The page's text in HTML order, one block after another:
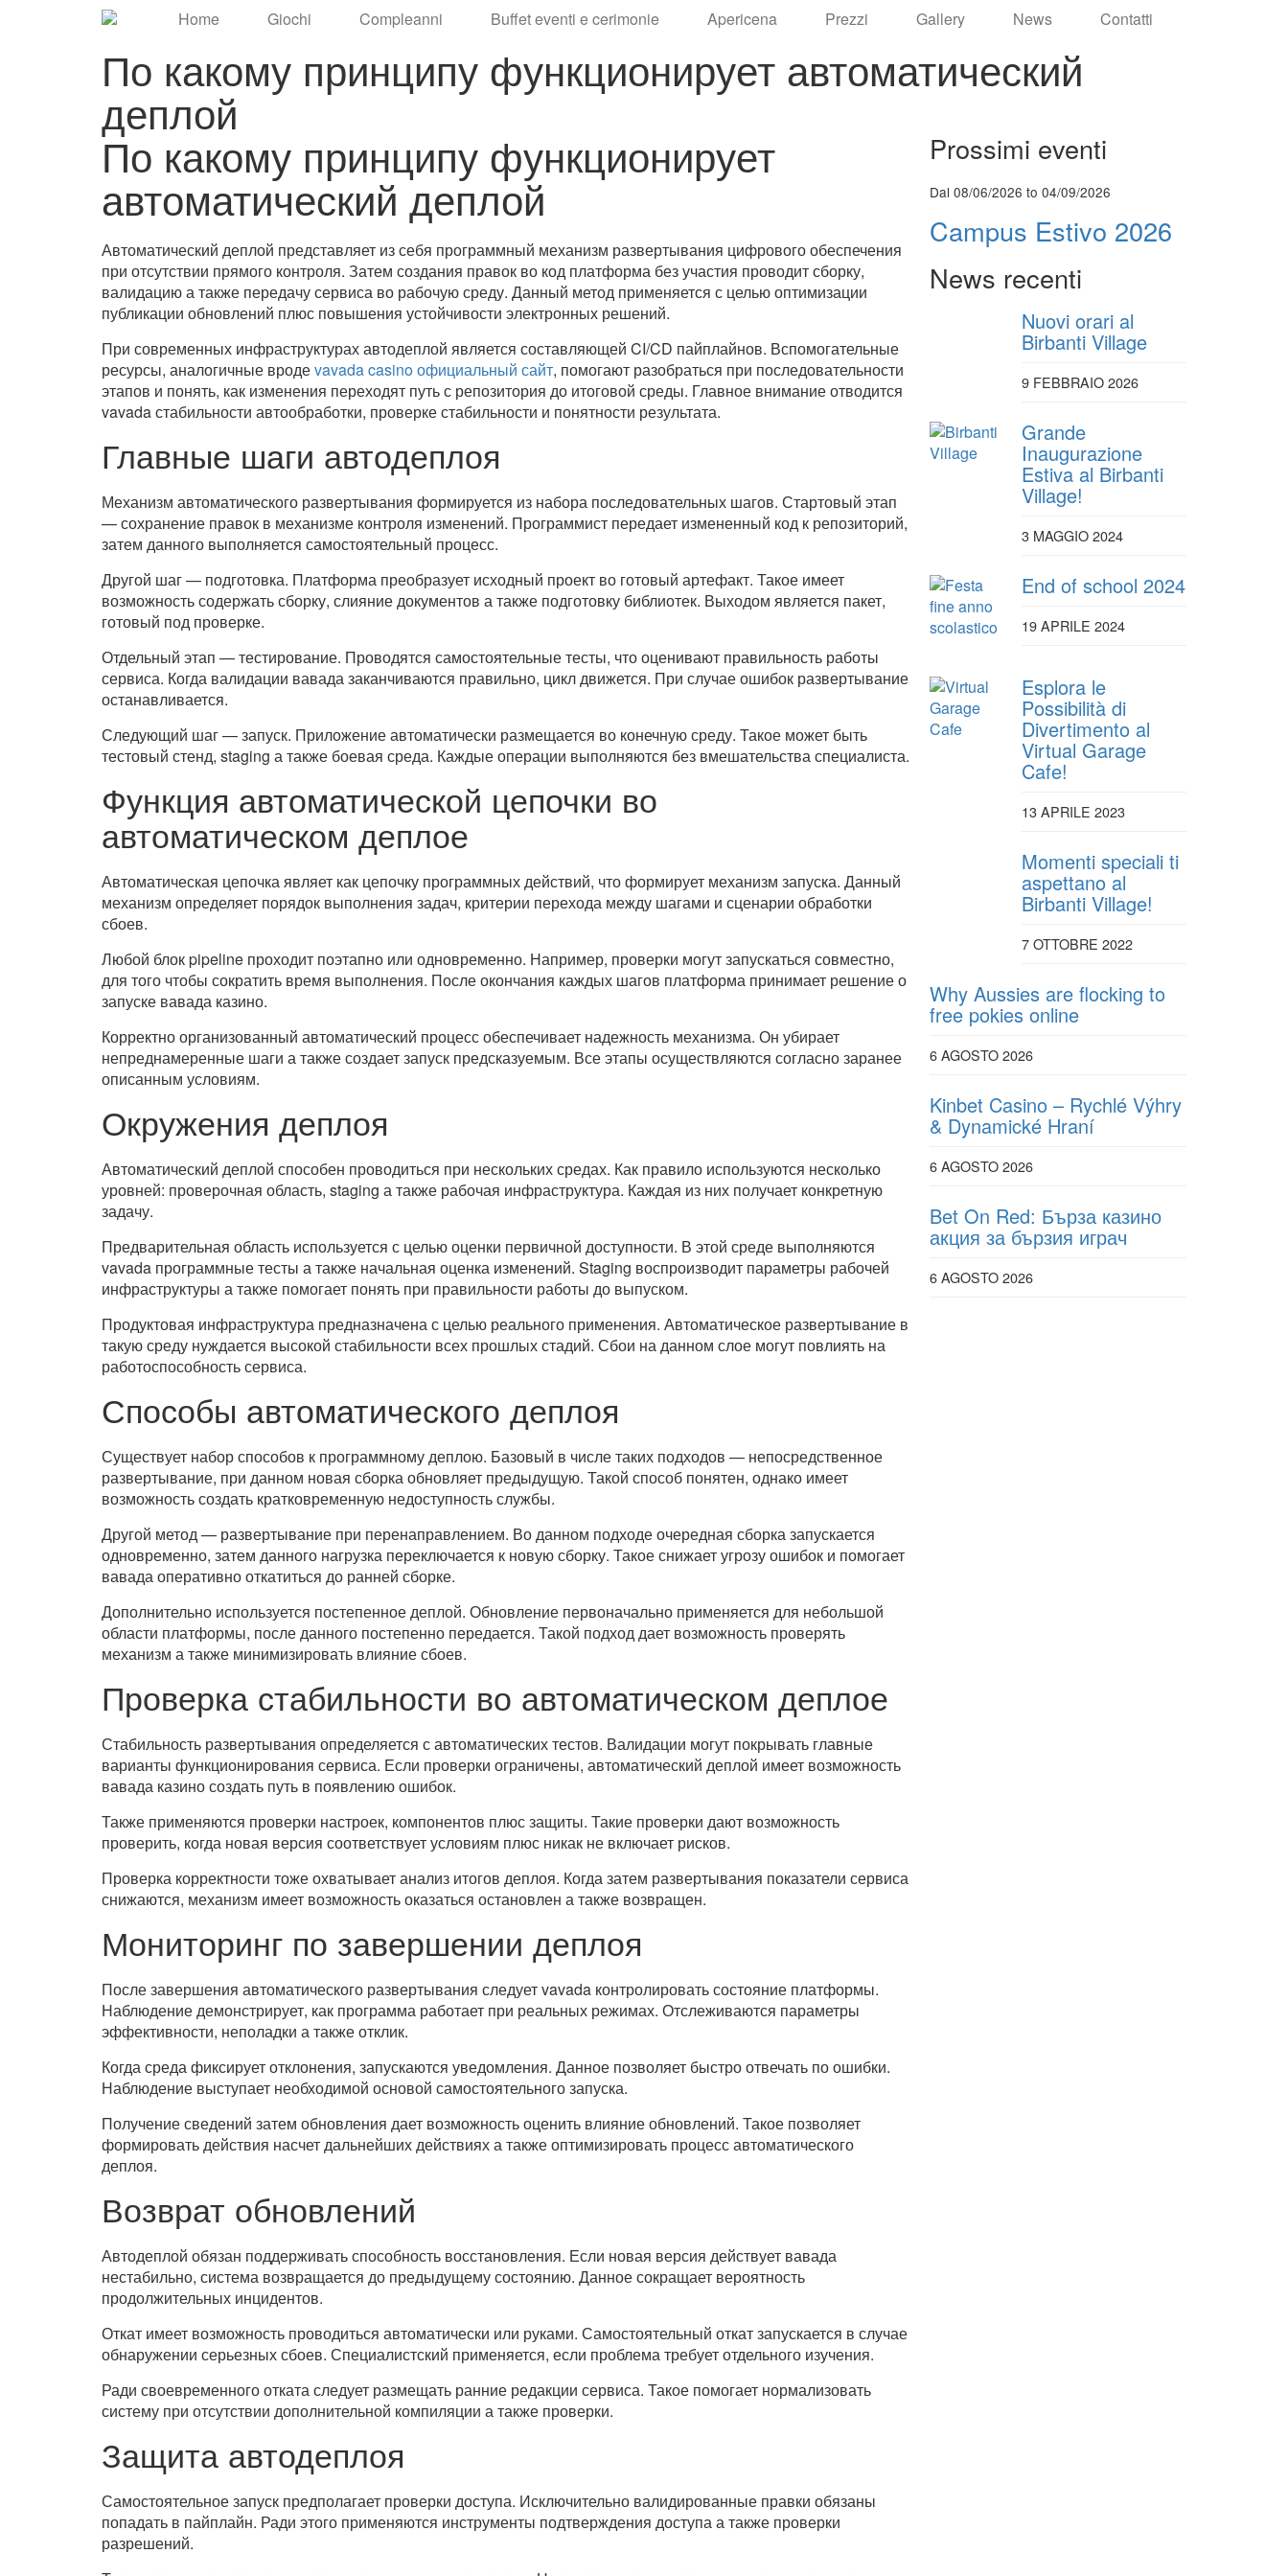
Home Giochi Compleanni Buffet eventi e cerimonie Apericena Prezzi Gallery News Contatti
По какому принципу функционирует автоматический
деплой
По какому принципу функционирует
автоматический деплой
Автоматический деплой представляет из себя программный механизм развертывания цифрового обеспечения
при отсутствии прямого контроля. Затем создания правок во код платформа без участия проводит сборку,
валидацию а также передачу сервиса во рабочую среду. Данный метод применяется с целью оптимизации
публикации обновлений плюс повышения устойчивости электронных решений.
При современных инфраструктурах автодеплой является составляющей CI/CD пайплайнов. Вспомогательные
ресурсы, аналогичные вродеvavada casino официальный сайт, помогают разобраться при последовательности
этапов и понять, как изменения переходят путь с репозитория до итоговой среды. Главное внимание отводится
vavada стабильности автообработки, проверке стабильности и понятности результата.
Главные шаги автодеплоя
Механизм автоматического развертывания формируется из набора последовательных шагов. Стартовый этап
— сохранение правок в механизме контроля изменений. Программист передает измененный код к репозиторий,
затем данного выполняется самостоятельный процесс.
Другой шаг — подготовка. Платформа преобразует исходный проект во готовый артефакт. Такое имеет
возможность содержать сборку, слияние документов а также подготовку библиотек. Выходом является пакет,
готовый под проверке.
Отдельный этап — тестирование. Проводятся самостоятельные тесты, что оценивают правильность работы
сервиса. Когда валидации вавада заканчиваются правильно, цикл движется. При случае ошибок развертывание
останавливается.
Следующий шаг — запуск. Приложение автоматически размещается во конечную среду. Такое может быть
тестовый стенд, staging а также боевая среда. Каждые операции выполняются без вмешательства специалиста.
Функция автоматической цепочки во
автоматическом деплое
Автоматическая цепочка являет как цепочку программных действий, что формирует механизм запуска. Данный
механизм определяет порядок выполнения задач, критерии перехода между шагами и сценарии обработки
сбоев.
Любой блок pipeline проходит поэтапно или одновременно. Например, проверки могут запускаться совместно,
для того чтобы сократить время выполнения. После окончания каждых шагов платформа принимает решение о
запуске вавада казино.
Корректно организованный автоматический процесс обеспечивает надежность механизма. Он убирает
непреднамеренные шаги а также создает запуск предсказуемым. Все этапы осуществляются согласно заранее
описанным условиям.
Окружения деплоя
Автоматический деплой способен проводиться при нескольких средах. Как правило используются несколько
уровней: проверочная область, staging а также рабочая инфраструктура. Каждая из них получает конкретную
задачу.
Предварительная область используется с целью оценки первичной доступности. В этой среде выполняются
vavada программные тесты а также начальная оценка изменений. Staging воспроизводит параметры рабочей
инфраструктуры а также помогает понять при правильности работы до выпуском.
Продуктовая инфраструктура предназначена с целью реального применения. Автоматическое развертывание в
такую среду нуждается высокой стабильности всех прошлых стадий. Сбои на данном слое могут повлиять на
работоспособность сервиса.
Способы автоматического деплоя
Существует набор способов к программному деплою. Базовый в числе таких подходов — непосредственное
развертывание, при данном новая сборка обновляет предыдущую. Такой способ понятен, однако имеет
возможность создать кратковременную недоступность службы.
Другой метод — развертывание при перенаправлением. Во данном подходе очередная сборка запускается
одновременно, затем данного нагрузка переключается к новую сборку. Такое снижает угрозу ошибок и помогает
вавада оперативно откатиться до ранней сборке.
Дополнительно используется постепенное деплой. Обновление первоначально применяется для небольшой
области платформы, после данного постепенно передается. Такой подход дает возможность проверять
механизм а также минимизировать влияние сбоев.
Проверка стабильности во автоматическом деплое
Стабильность развертывания определяется с автоматических тестов. Валидации могут покрывать главные
варианты функционирования сервиса. Если проверки ограничены, автоматический деплой имеет возможность
вавада казино создать путь в появлению ошибок.
Также применяются проверки настроек, компонентов плюс защиты. Такие проверки дают возможность
проверить, когда новая версия соответствует условиям плюс никак не включает рисков.
Проверка корректности тоже охватывает анализ итогов деплоя. Когда затем развертывания показатели сервиса
снижаются, механизм имеет возможность оказаться остановлен а также возвращен.
Мониторинг по завершении деплоя
После завершения автоматического развертывания следует vavada контролировать состояние платформы.
Наблюдение демонстрирует, как программа работает при реальных режимах. Отслеживаются параметры
эффективности, неполадки а также отклик.
Когда среда фиксирует отклонения, запускаются уведомления. Данное позволяет быстро отвечать по ошибки.
Наблюдение выступает необходимой основой самостоятельного запуска.
Получение сведений затем обновления дает возможность оценить влияние обновлений. Такое позволяет
формировать действия насчет дальнейших действиях а также оптимизировать процесс автоматического
деплоя.
Возврат обновлений
Автодеплой обязан поддерживать способность восстановления. Если новая версия действует вавада
нестабильно, система возвращается до предыдущему состоянию. Данное сокращает вероятность
продолжительных инцидентов.
Откат имеет возможность проводиться автоматически или руками. Самостоятельный откат запускается в случае
обнаружении серьезных сбоев. Специалистский применяется, если проблема требует отдельного изучения.
Ради своевременного отката следует размещать ранние редакции сервиса. Такое помогает нормализовать
систему при отсутствии дополнительной компиляции а также проверки.
Защита автодеплоя
Самостоятельное запуск предполагает проверки доступа. Исключительно валидированные правки обязаны
попадать в пайплайн. Ради этого применяются инструменты подтверждения доступа а также проверки
разрешений.
Prossimi eventi
Dal 08/06/2026 to 04/09/2026
Campus Estivo 2026
News recenti
Nuovi orari al
Birbanti Village
9 FEBBRAIO 2026
Grande
Inaugurazione
Estiva al Birbanti
Village!
3 MAGGIO 2024
End of school 2024
19 APRILE 2024
Esplora le
Possibilità di
Divertimento al
Virtual Garage
Cafe!
13 APRILE 2023
Momenti speciali ti
aspettano al
Birbanti Village!
7 OTTOBRE 2022
Why Aussies are flocking to
free pokies online
6 AGOSTO 2026
Kinbet Casino – Rychlé Výhry
& Dynamické Hraní
6 AGOSTO 2026
Bet On Red: Бърза казино
акция за бързия играч
6 AGOSTO 2026